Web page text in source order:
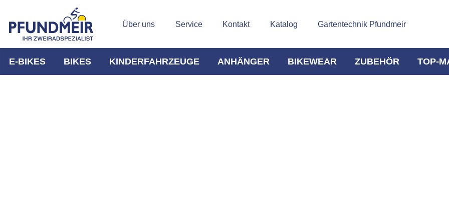
Über uns Service Kontakt Katalog Gartentechnik Pfundmeir
E-BIKES BIKES KINDERFAHRZEUGE ANHÄNGER BIKEWEAR ZUBEHÖR TOP-